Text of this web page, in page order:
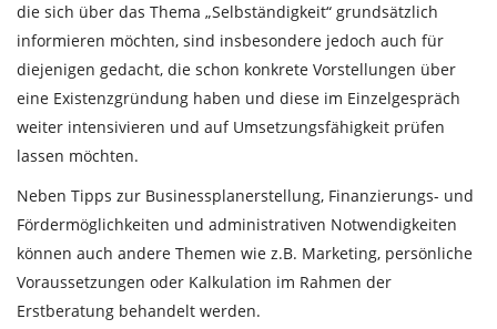
die sich über das Thema „Selbständigkeit“ grundsätzlich
informieren möchten, sind insbesondere jedoch auch für
diejenigen gedacht, die schon konkrete Vorstellungen über
eine Existenzgründung haben und diese im Einzelgespräch
weiter intensivieren und auf Umsetzungsfähigkeit prüfen
lassen möchten.
Neben Tipps zur Businessplanerstellung, Finanzierungs- und
Fördermöglichkeiten und administrativen Notwendigkeiten
können auch andere Themen wie z.B. Marketing, persönliche
Voraussetzungen oder Kalkulation im Rahmen der
Erstberatung behandelt werden.